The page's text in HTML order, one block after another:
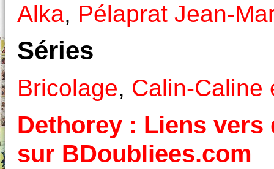
Alka, Pélaprat Jean-
Séries
Bricolage, Calin-Caline
Dethorey : Liens
sur BDoubliees.com